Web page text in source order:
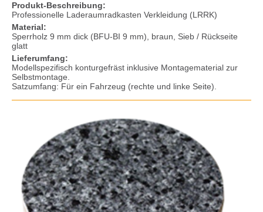
Produkt-Beschreibung:
Professionelle Laderaumradkasten Verkleidung (LRRK)
Material:
Sperrholz 9 mm dick (BFU-BI 9 mm), braun, Sieb / Rückseite
glatt
Lieferumfang:
Modellspezifisch konturgefräst inklusive Montagematerial zur
Selbstmontage.
Satzumfang: Für ein Fahrzeug (rechte und linke Seite).